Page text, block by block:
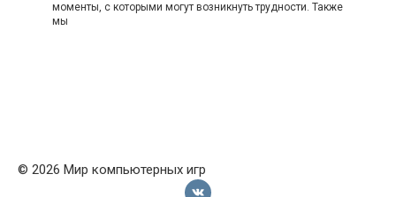
моменты, с которыми могут возникнуть трудности. Также
мы
© 2026 Мир компьютерных игр